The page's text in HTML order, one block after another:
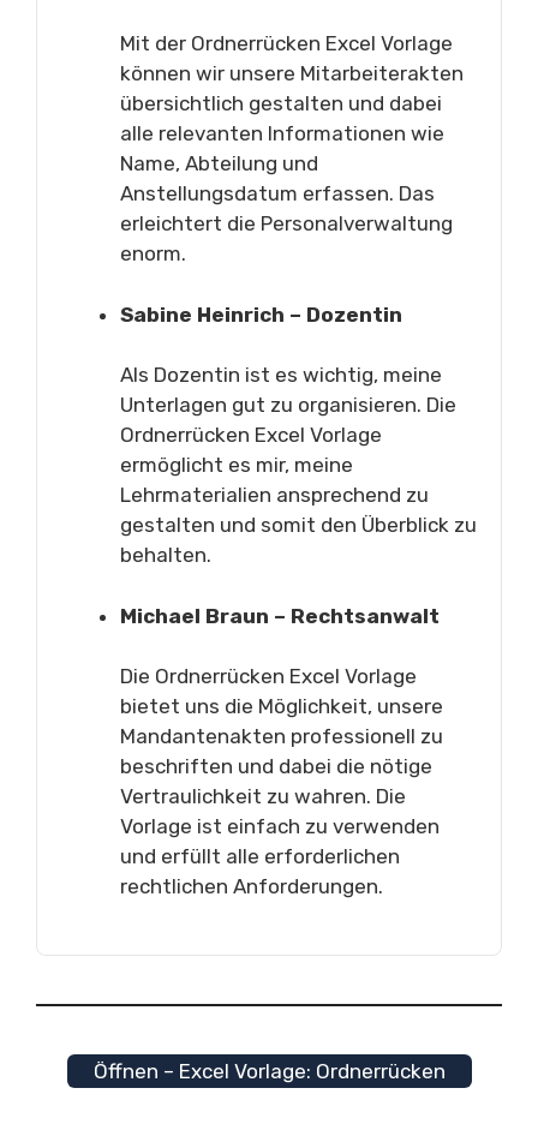
Mit der Ordnerrücken Excel Vorlage
können wir unsere Mitarbeiterakten
übersichtlich gestalten und dabei
alle relevanten Informationen wie
Name, Abteilung und
Anstellungsdatum erfassen. Das
erleichtert die Personalverwaltung
enorm.
Sabine Heinrich – Dozentin
Als Dozentin ist es wichtig, meine
Unterlagen gut zu organisieren. Die
Ordnerrücken Excel Vorlage
ermöglicht es mir, meine
Lehrmaterialien ansprechend zu
gestalten und somit den Überblick zu
behalten.
Michael Braun – Rechtsanwalt
Die Ordnerrücken Excel Vorlage
bietet uns die Möglichkeit, unsere
Mandantenakten professionell zu
beschriften und dabei die nötige
Vertraulichkeit zu wahren. Die
Vorlage ist einfach zu verwenden
und erfüllt alle erforderlichen
rechtlichen Anforderungen.
Öffnen – Excel Vorlage: Ordnerrücken